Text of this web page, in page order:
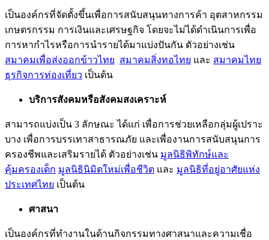
เป็นองค์กรที่จัดตั้งขึ้นเพื่อการสนับสนุนทางการค้า อุตสาหกรรม
เกษตรกรรม การเงินและเศรษฐกิจ โดยจะไม่ได้ดำเนินการเพื่อ
การหากำไรหรือการนำรายได้มาแบ่งปันกัน ตัวอย่างเช่น
สมาคมเพื่อส่งออกข้าวไทย สมาคมสิ่งทอไทย และ สมาคมไทย
ธุรกิจการท่องเที่ยว เป็นต้น
บริการสังคมหรือสังคมสงเคราะห์
สามารถแบ่งเป็น 3 ลักษณะ ได้แก่ เพื่อการช่วยเหลือกลุ่มผู้เปราะ
บาง เพื่อการบรรเทาสาธารณภัย และเพื่องานการสนับสนุนการ
ครองชีพและเสริมรายได้ ตัวอย่างเช่น มูลนิธิพิทักษ์และ
คุ้มครองเด็ก มูลนิธินิมิตใหม่เพื่อชีวิต และ มูลนิธิที่อยู่อาศัยแห่ง
ประเทศไทย เป็นต้น
ศาสนา
เป็นองค์กรที่ทำงานในด้านกิจกรรมทางศาสนาและความเชื่อ